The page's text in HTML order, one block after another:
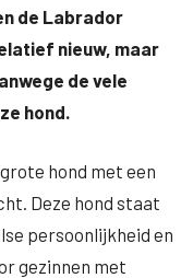
de Labrador
nieuw, maar
de vele
hond.
hond met een
Deze hond staat
persoonlijkheid en
gezinnen met